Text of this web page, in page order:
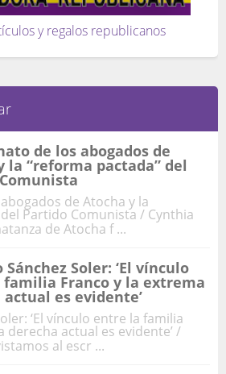
y regalos republicanos
de los abogados de
la “reforma pactada” del
de Atocha y la
Partido Comunista / Cynthia
de Atocha f ...
Soler: ‘El vínculo
Franco y la extrema
actual es evidente’
‘El vínculo entre la familia
derecha actual es evidente’ /
al escr ...